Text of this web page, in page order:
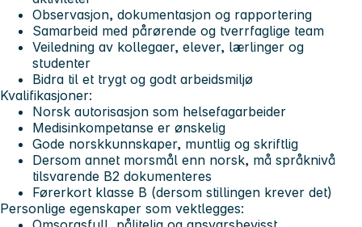
Observasjon, dokumentasjon og rapportering
Samarbeid med pårørende og tverrfaglige team
Veiledning av kollegaer, elever, lærlinger og
studenter
Bidra til et trygt og godt arbeidsmiljø
Kvalifikasjoner:
Norsk autorisasjon som helsefagarbeider
Medisinkompetanse er ønskelig
Gode norskkunnskaper, muntlig og skriftlig
Dersom annet morsmål enn norsk, må språknivå
tilsvarende B2 dokumenteres
Førerkort klasse B (dersom stillingen krever det)
Personlige egenskaper som vektlegges: